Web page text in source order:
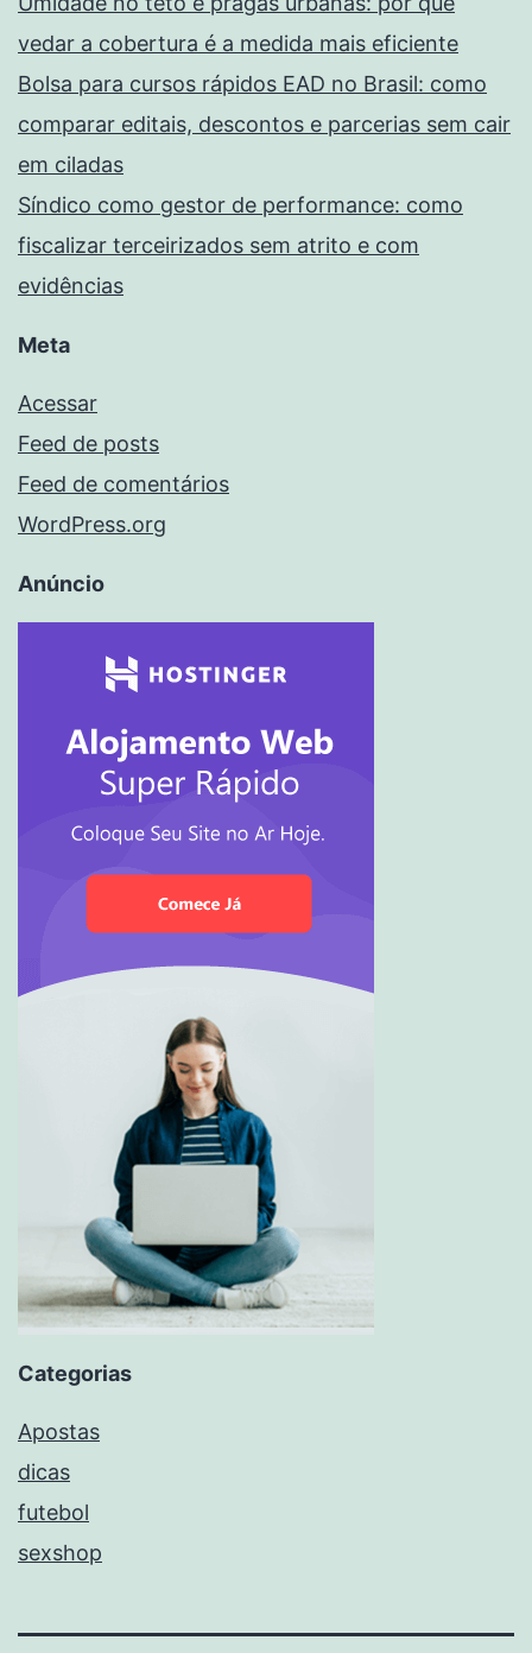
vedar a cobertura é a medida mais eficiente
Bolsa para cursos rápidos EAD no Brasil: como
comparar editais, descontos e parcerias sem cair
em ciladas
Síndico como gestor de performance: como
fiscalizar terceirizados sem atrito e com
evidências
Meta
Acessar
Feed de posts
Feed de comentários
WordPress.org
Anúncio
Categorias
Apostas
dicas
futebol
sexshop